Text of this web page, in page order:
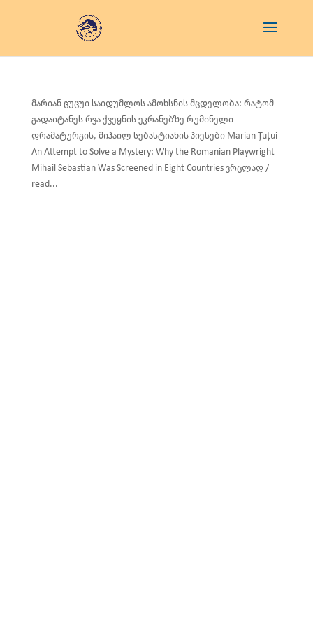
მარიან ცუცუი საიდუმლოს ამოხსნის მცდელობა: რატომ
გადაიტანეს რვა ქვეყნის ეკრანებზე რუმინელი
დრამატურგის, მიჰაილ სებასტიანის პიესები Marian Țuțui
An Attempt to Solve a Mystery: Why the Romanian Playwright
Mihail Sebastian Was Screened in Eight Countries ვრცლად /
read...